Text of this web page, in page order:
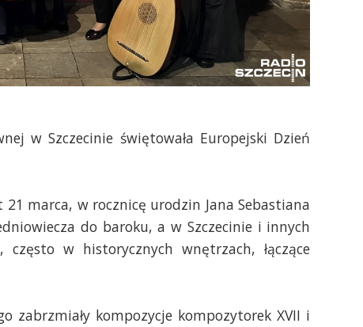
w Szczecinie świętowała Europejski Dzień
marca, w rocznicę urodzin Jana Sebastiana
do baroku, a w Szczecinie i innych
w historycznych wnętrzach, łączące
zabrzmiały kompozycje kompozytorek XVII i